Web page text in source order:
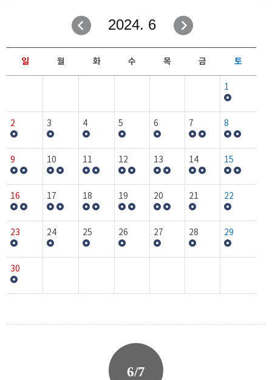
2024. 6
일 월 화 수 목 금 토
1
2 3 4 5 6 7 8
9 10 11 12 13 14 15
16 17 18 19 20 21 22
23 24 25 26 27 28 29
30
6/7